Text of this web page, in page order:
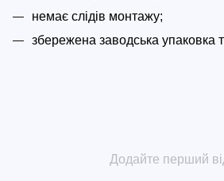
немає слідів монтажу;
збережена заводська упаковка
Додайте перший